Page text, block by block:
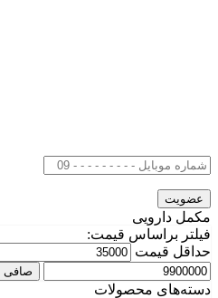
مکمل دارویی
فیلتر براساس قیمت:
حداقل قیمت
صافی
دسته‌های محصولات